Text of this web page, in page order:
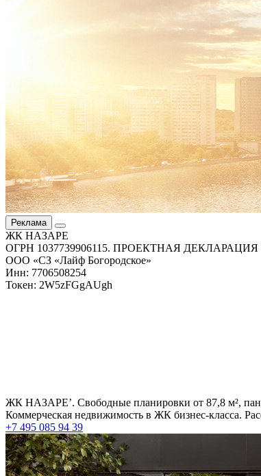
Реклама
ЖК НАЗАРЕ
ОГРН 1037739906115. ПРОЕКТНАЯ
ООО «СЗ «Лайф Богородское»
Инн: 7706508254
Токен: 2W5zFGgAUgh
ЖК НАЗАРЕ’. Свободные планировки от 87,8 м²,
Коммерческая недвижимость в ЖК бизнес-класса.
+7 495 085 94 39